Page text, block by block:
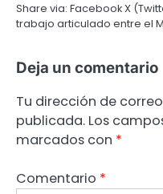
Share via: Facebook X
trabajo articulado entre el
Deja un comentario
Tu dirección de
publicada. Los
marcados con *
Comentario *